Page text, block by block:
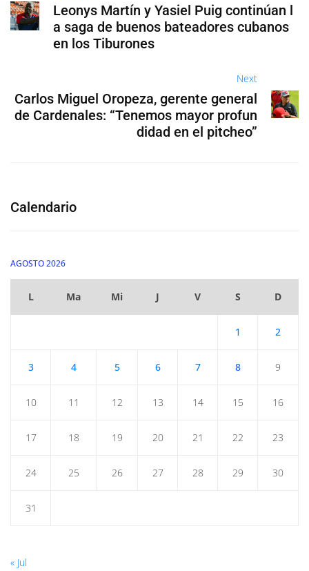
Leonys Martín y Yasiel Puig continúan l
a saga de buenos bateadores cubanos
en los Tiburones
Next
Carlos Miguel Oropeza, gerente general
de Cardenales: “Tenemos mayor profun
didad en el pitcheo”
Calendario
AGOSTO 2026
L Ma Mi J V S D
1 2
3 4 5 6 7 8 9
10 11 12 13 14 15 16
17 18 19 20 21 22 23
24 25 26 27 28 29 30
31
« Jul